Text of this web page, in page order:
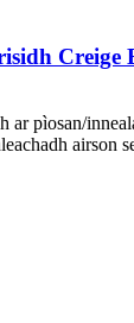
Creige
ar pìosan/
airson